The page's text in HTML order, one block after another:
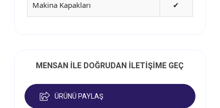
Makina Kapakları ✔
MENSAN İLE DOĞRUDAN İLETİŞİME GEÇ
ÜRÜNÜ PAYLAŞ